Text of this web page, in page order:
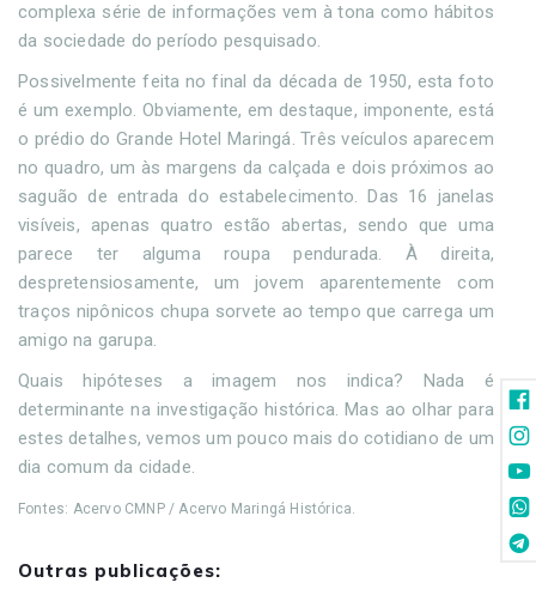
complexa série de informações vem à tona como hábitos
da sociedade do período pesquisado.
Possivelmente feita no final da década de 1950, esta foto
é um exemplo. Obviamente, em destaque, imponente, está
o prédio do Grande Hotel Maringá. Três veículos aparecem
no quadro, um às margens da calçada e dois próximos ao
saguão de entrada do estabelecimento. Das 16 janelas
visíveis, apenas quatro estão abertas, sendo que uma
parece ter alguma roupa pendurada. À direita,
despretensiosamente, um jovem aparentemente com
traços nipônicos chupa sorvete ao tempo que carrega um
amigo na garupa.
Quais hipóteses a imagem nos indica? Nada é
determinante na investigação histórica. Mas ao olhar para
estes detalhes, vemos um pouco mais do cotidiano de um
dia comum da cidade.
Fontes: Acervo CMNP / Acervo Maringá Histórica.
Outras publicações: